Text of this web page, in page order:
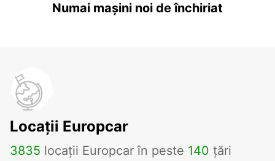
Numai mașini noi de închiriat
Locații Europcar
3835 locații Europcar în peste 140 țări